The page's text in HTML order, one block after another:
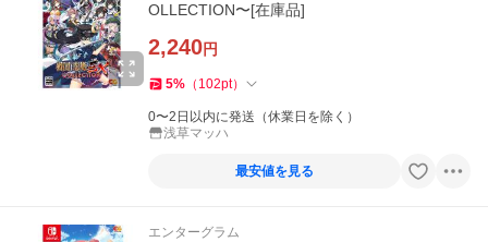
OLLECTION〜[在庫品]
2,240円
5% （ 102pt）
0〜2日以内に発送（休業日を除く）
浅草マッハ
最安値を見る
エンターグラム